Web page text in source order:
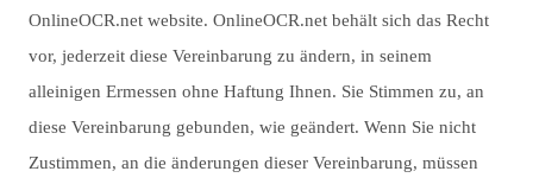
OnlineOCR.net website. OnlineOCR.net behält sich das Recht
vor, jederzeit diese Vereinbarung zu ändern, in seinem
alleinigen Ermessen ohne Haftung Ihnen. Sie Stimmen zu, an
diese Vereinbarung gebunden, wie geändert. Wenn Sie nicht
Zustimmen, an die änderungen dieser Vereinbarung, müssen